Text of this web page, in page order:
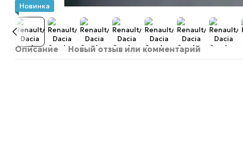
Новинка
Описание Новый отзыв или комментарий